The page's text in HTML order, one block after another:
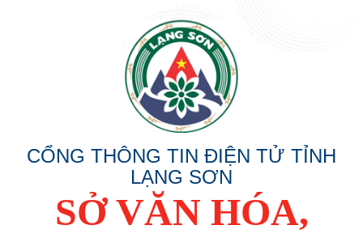
CỔNG THÔNG TIN ĐIỆN TỬ TỈNH
LẠNG SƠN
SỞ VĂN HÓA,